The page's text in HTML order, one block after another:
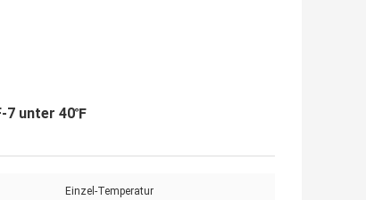
7 unter 40℉
Einzel-Temperatur